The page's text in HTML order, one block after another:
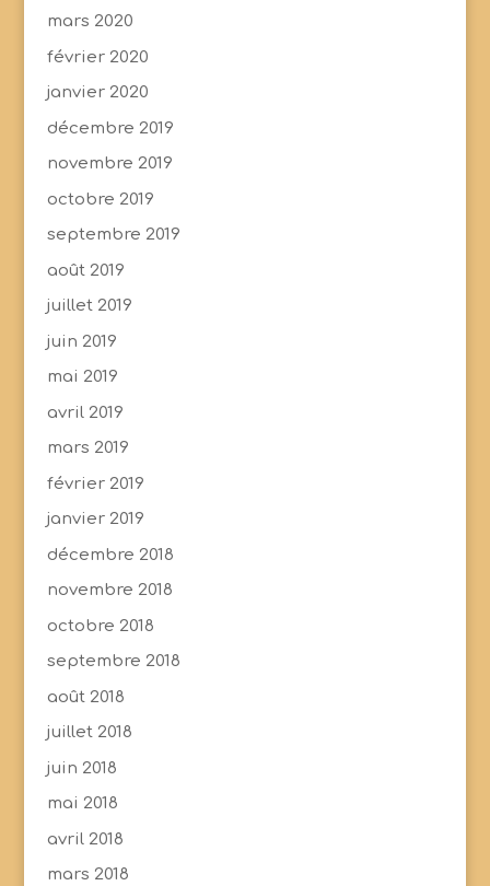
mars 2020
février 2020
janvier 2020
décembre 2019
novembre 2019
octobre 2019
septembre 2019
août 2019
juillet 2019
juin 2019
mai 2019
avril 2019
mars 2019
février 2019
janvier 2019
décembre 2018
novembre 2018
octobre 2018
septembre 2018
août 2018
juillet 2018
juin 2018
mai 2018
avril 2018
mars 2018